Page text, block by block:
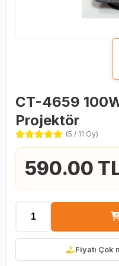
CT-4659
Projektör
(5 / 11 Oy)
590.00
Fiyatı Çok